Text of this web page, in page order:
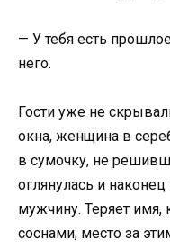
— У тебя есть
него.
Гости уже не
окна, женщина в
в сумочку, не
оглянулась и наконец
мужчину. Теряет имя,
соснами, место за